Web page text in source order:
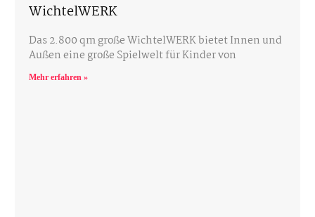
WichtelWERK
Das 2.800 qm große WichtelWERK bietet Innen und
Außen eine große Spielwelt für Kinder von
Mehr erfahren »